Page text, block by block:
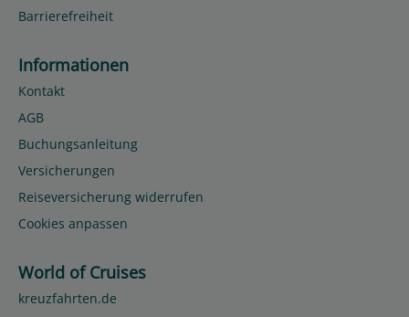
Barrierefreiheit
Informationen
Kontakt
AGB
Buchungsanleitung
Versicherungen
Reiseversicherung widerrufen
Cookies anpassen
World of Cruises
kreuzfahrten.de